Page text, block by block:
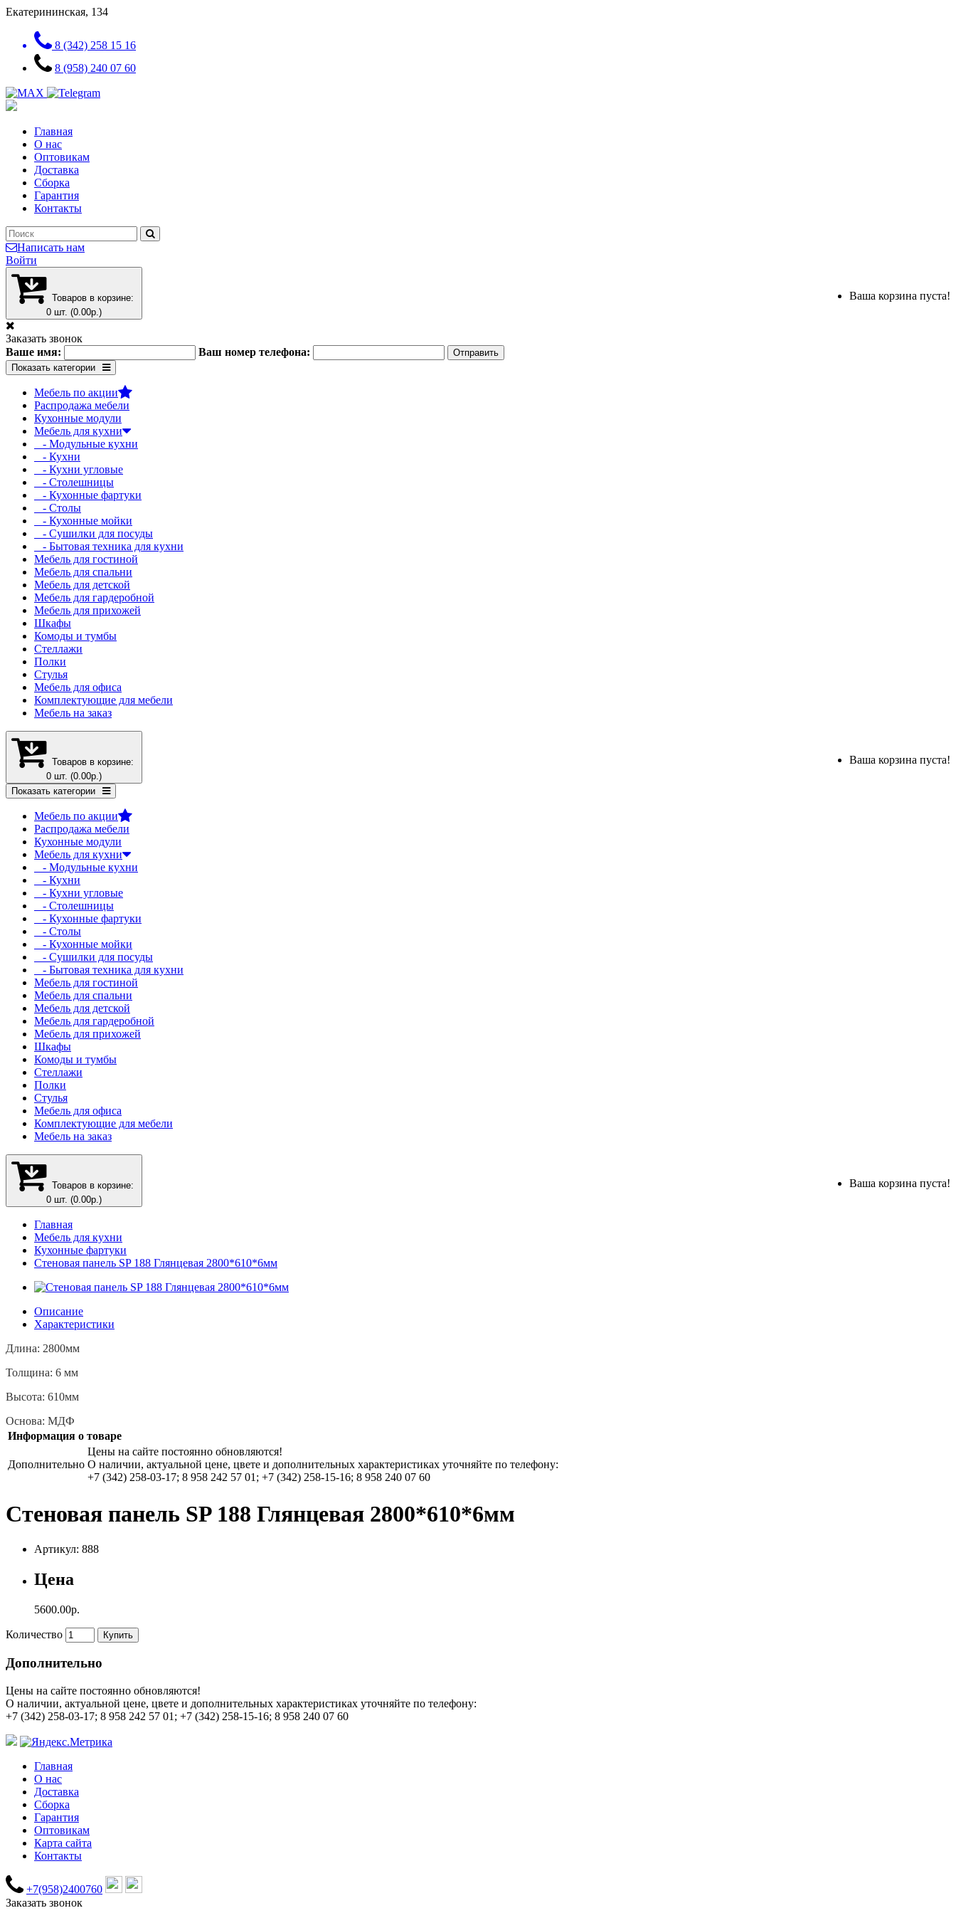
Екатерининская, 134
8 (342) 258 15 16
8 (958) 240 07 60
Главная
О нас
Оптовикам
Доставка
Сборка
Гарантия
Контакты
Написать нам
Войти
Товаров в корзине:
0 шт. (0.00р.)
Ваша корзина пуста!
Заказать звонок
Ваше имя:
Ваш номер телефона:
Показать категории
Мебель по акции
Распродажа мебели
Кухонные модули
Мебель для кухни
- Модульные кухни
- Кухни
- Кухни угловые
- Столешницы
- Кухонные фартуки
- Столы
- Кухонные мойки
- Сушилки для посуды
- Бытовая техника для кухни
Мебель для гостиной
Мебель для спальни
Мебель для детской
Мебель для гардеробной
Мебель для прихожей
Шкафы
Комоды и тумбы
Стеллажи
Полки
Стулья
Мебель для офиса
Комплектующие для мебели
Мебель на заказ
Товаров в корзине:
0 шт. (0.00р.)
Ваша корзина пуста!
Показать категории
Мебель по акции
Распродажа мебели
Кухонные модули
Мебель для кухни
- Модульные кухни
- Кухни
- Кухни угловые
- Столешницы
- Кухонные фартуки
- Столы
- Кухонные мойки
- Сушилки для посуды
- Бытовая техника для кухни
Мебель для гостиной
Мебель для спальни
Мебель для детской
Мебель для гардеробной
Мебель для прихожей
Шкафы
Комоды и тумбы
Стеллажи
Полки
Стулья
Мебель для офиса
Комплектующие для мебели
Мебель на заказ
Товаров в корзине:
0 шт. (0.00р.)
Ваша корзина пуста!
Главная
Мебель для кухни
Кухонные фартуки
Стеновая панель SP 188 Глянцевая 2800*610*6мм
Описание
Характеристики
Длина: 2800мм
Толщина: 6 мм
Высота: 610мм
Основа: МДФ
Информация о товаре
Дополнительно
Цены на сайте постоянно обновляются!
О наличии, актуальной цене, цвете и дополнительных характеристиках уточняйте по телефону:
+7 (342) 258-03-17; 8 958 242 57 01; +7 (342) 258-15-16; 8 958 240 07 60
Стеновая панель SP 188 Глянцевая 2800*610*6мм
Артикул: 888
Цена
5600.00р.
Количество Купить
Дополнительно
Цены на сайте постоянно обновляются!
О наличии, актуальной цене, цвете и дополнительных характеристиках уточняйте по телефону:
+7 (342) 258-03-17; 8 958 242 57 01; +7 (342) 258-15-16; 8 958 240 07 60
Главная
О нас
Доставка
Сборка
Гарантия
Оптовикам
Карта сайта
Контакты
+7(958)2400760
Заказать звонок